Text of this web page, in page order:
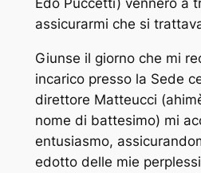
Edo Puccetti) vennero a
assicurarmi che si
Giunse il giorno che mi
incarico presso la Sede
direttore Matteucci
nome di battesimo) mi
entusiasmo,
edotto delle mie